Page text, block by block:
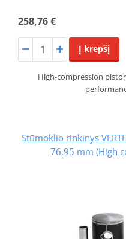
258,76 €
Į krepšį
High-compression
Stūmoklio rinkinys
76,95 mm (High